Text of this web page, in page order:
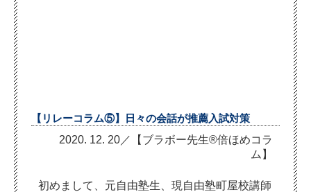
【リレーコラム⑤】日々の会話が推薦入試対策
2020. 12. 20／【ブラボー先生®倍ほめコラ
ム】
初めまして、元自由塾生、現自由塾町屋校講師